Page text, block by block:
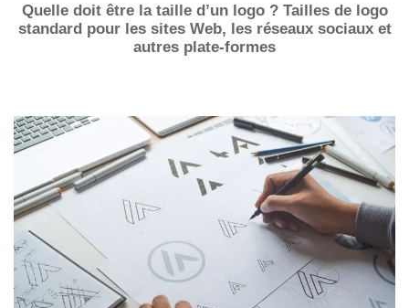
Quelle doit être la taille d’un logo ? Tailles de logo
standard pour les sites Web, les réseaux sociaux et
autres plate-formes